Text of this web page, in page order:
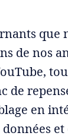
que
de nos
de
en